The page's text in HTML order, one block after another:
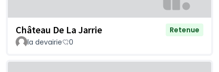
Château De La Jarrie
Retenue
la devairie
0